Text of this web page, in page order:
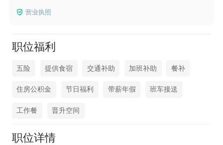
营业执照
职位福利
五险 提供食宿 交通补助 加班补助 餐补
住房公积金 节日福利 带薪年假 班车接送
工作餐 晋升空间
职位详情